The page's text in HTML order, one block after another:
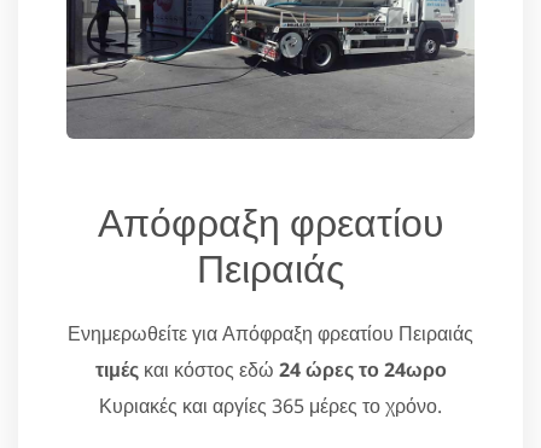
Απόφραξη φρεατίου
Πειραιάς
Ενημερωθείτε για Απόφραξη φρεατίου Πειραιάς
τιμέςκαι κόστος εδώ 24 ώρες το 24ωρο
Κυριακές και αργίες 365 μέρες το χρόνο.